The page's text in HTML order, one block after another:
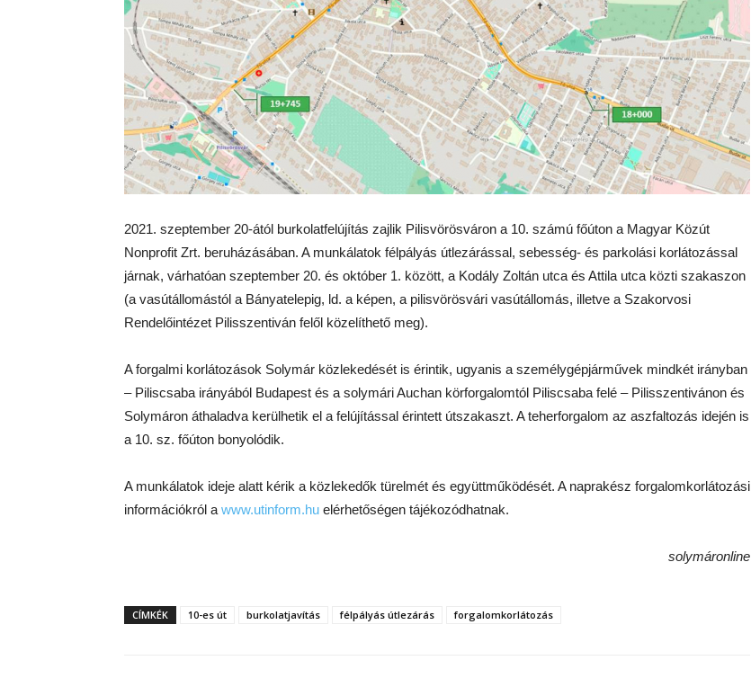
2021. szeptember 20-ától burkolatfelújítás zajlik Pilisvörösváron a 10. számú főúton a Magyar Közút
Nonprofit Zrt. beruházásában. A munkálatok félpályás útlezárással, sebesség- és parkolási korlátozással
járnak, várhatóan szeptember 20. és október 1. között, a Kodály Zoltán utca és Attila utca közti szakaszon
(a vasútállomástól a Bányatelepig, ld. a képen, a pilisvörösvári vasútállomás, illetve a Szakorvosi
Rendelőintézet Pilisszentiván felől közelíthető meg).
A forgalmi korlátozások Solymár közlekedését is érintik, ugyanis a személygépjárművek mindkét irányban
– Piliscsaba irányából Budapest és a solymári Auchan körforgalomtól Piliscsaba felé – Pilisszentivánon és
Solymáron áthaladva kerülhetik el a felújítással érintett útszakaszt. A teherforgalom az aszfaltozás idején is
a 10. sz. főúton bonyolódik.
A munkálatok ideje alatt kérik a közlekedők türelmét és együttműködését. A naprakész forgalomkorlátozási
információkról a www.utinform.hu elérhetőségen tájékozódhatnak.
solymáronline
CÍMKÉK 10-es út burkolatjavítás félpályás útlezárás forgalomkorlátozás